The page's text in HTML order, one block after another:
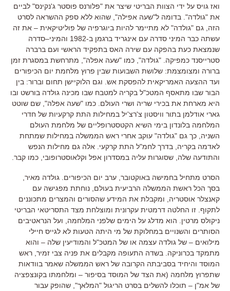
ואז גויס על ידי הצוות הבריטי שיצר את "פלורנס פוסטר ג'נקינס" לביים
את "גולדה". בדומה ל"שעה אפילה", שהוא ללא ספק ההשראה לסרט
הזה גם "גולדה" לא מתיימר להיות ביוגרפיה של פוליטיקאית – את זה
עשתה כבר המיני סדרה עם אינגריד ברגמן ב-1982 והמיני–סדרה
שנמצאת כעת בהפקה עם שירה האס בתפקיד הראשי ועם ברברה
סטרייסנד כמפיקה . "גולדה", כמו "שעה אפלה", מתרחשת במסגרת זמן
ברורה ומצומצמת: שלושת השבועות שבין פרוץ מלחמת יום הכיפורים
ועד ההצעה האמריקאית להפסקת אש וגם הלוקיישן תחום וברור: בין
הבור שבו מתאסף המטכ"ל בקריה למטבח שבו מכינה גולדה בורשט ובו
היא מארחת את בכירי שריה ושרי העולם כמו "שעה אפלה", שם שוטט
גארי אודלמן בתור וויסטון צ'רצ'יל במחילות התת קרקעיות של חדרי
המלחמה בלונדון בימי השיא הקטסטרופליים של מלחמת העולם
השניה כך גם "גולדה" עוקב אחרי ראש הממשלה במחילות שמתחת
לאדמה בקריה בדרך לחמ"ל התת קרקעי
אלה גם מחילות הנפש
והתודעה שלה שסוגרות עליה במסדרון אפל וקלאוסטרופובי כמו קבר
הסרט מתחיל בחמישה באוקטובר ערב יום הכיפורים גולדה מאיר
בסך הכל ראשת הממשלה הרביעית בעולם נוחתת מפגישה עם
קאנצלר אוסטריה
ומקבלת את המידע שהסורים והמצרים מתכוננים
לתקוף זו החלטה דרמטית עקרונית ומוצלחת מצד התסריטאי הבריטי
ניקולס מרטין
הוא מדלג על הימים שלפני המלחמה
ועל הנראטיבים
הסותרים והשנויים במחלוקת של מי היתה הטעות לא לגייס חיילי
מילואים – של גולדה עצמה או של המטכ"ל והמודיעין שלה – והוא
מתמקד בכרוניקה בשדה התעופה מקבלים את פניה צבי זמיר ראש
המוסד והיחיד בסביבתה הקרובה של ראש הממשלה שאמר בוודאות
שתפרוץ מלחמה (את הצד של המוסד בסיפור – ומלחמתו בקונצפציה
של אמ"ן – תוכלו להשלים בסרט הריגול "המלאך", שהופק עבור